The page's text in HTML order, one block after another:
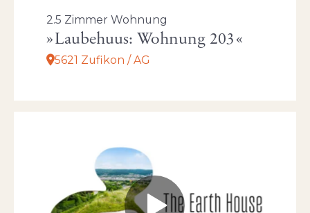
2.5 Zimmer Wohnung
Laubehuus: Wohnung 203
5621 Zufikon / AG